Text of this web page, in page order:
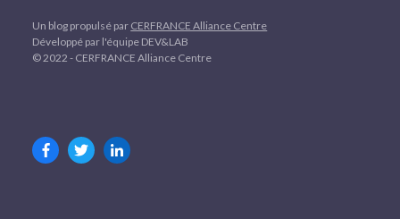
Un blog propulsé par CERFRANCE Alliance Centre
Développé par l'équipe DEV&LAB
© 2022 - CERFRANCE Alliance Centre